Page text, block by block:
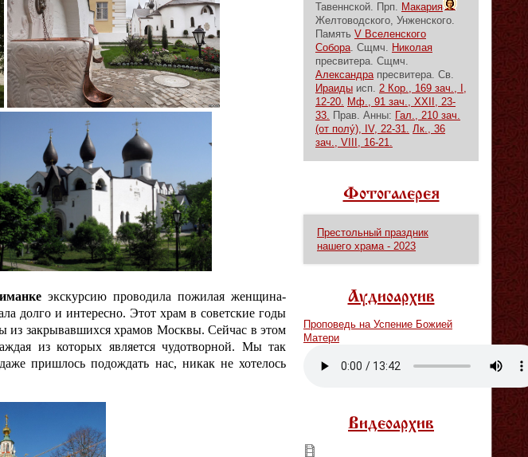
экскурсию проводила пожилая женщина-
долго и интересно. Этот храм в советские годы
из закрывавшихся храмов Москвы. Сейчас в этом
из которых является чудотворной. Мы так
пришлось подождать нас, никак не хотелось
Тавеннской. Прп. Макария
Желтоводского, Унженского.
Память V Вселенского
Собора. Сщмч. Николая
пресвитера. Сщмч.
Александрапресвитера. Св.
Ираиды исп. 2 Кор., 169 зач., I,
12-20. Мф., 91 зач., XXII, 23-
33. Прав. Анны: Гал., 210 зач.
(от полу́), IV, 22-31. Лк., 36
зач., VIII, 16-21.
Фотогалерея
Престольный праздник
нашего храма - 2023
Аудиоархив
Проповедь на Успение Божией
Матери
Видеоархив
7.mp4